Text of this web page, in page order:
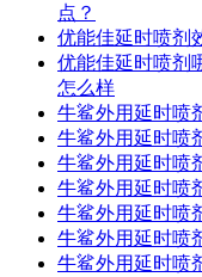
点？
优能佳延时喷剂
优能佳延时喷剂
怎么样
牛鲨外用延时喷
牛鲨外用延时喷
牛鲨外用延时喷
牛鲨外用延时喷
牛鲨外用延时喷
牛鲨外用延时喷
牛鲨外用延时喷